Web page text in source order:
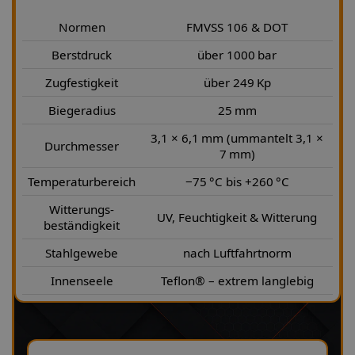
Normen
FMVSS 106 & DOT
Berstdruck
über 1000 bar
Zugfestigkeit
über 249 Kp
Biegeradius
25 mm
Durchmesser
3,1 × 6,1 mm (ummantelt 3,1 ×
7 mm)
Temperaturbereich
−75 °C bis +260 °C
Witterungs-
beständigkeit
UV, Feuchtigkeit & Witterung
Stahlgewebe
nach Luftfahrtnorm
Innenseele
Teflon® – extrem langlebig